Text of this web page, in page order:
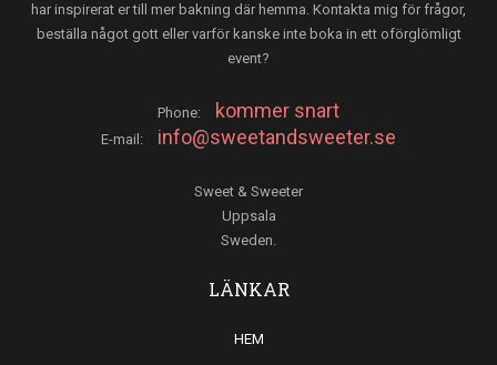
har inspirerat er till mer bakning där hemma. Kontakta mig för frågor,
beställa något gott eller varför kanske inte boka in ett oförglömligt
event?
Phone: kommer snart
E-mail: info@sweetandsweeter.se
Sweet & Sweeter
Uppsala
Sweden.
LÄNKAR
HEM